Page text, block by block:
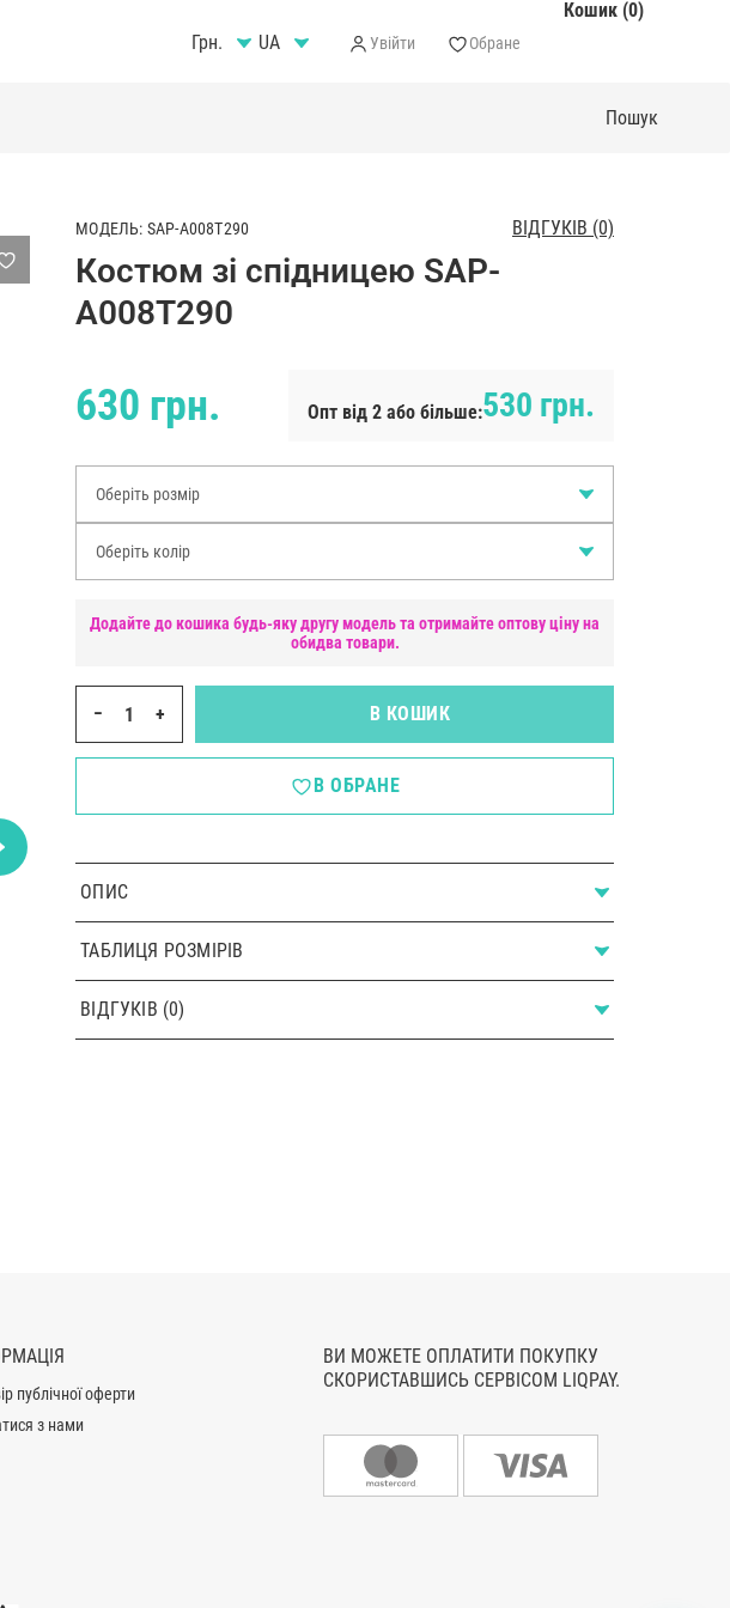
Грн. Увійти Обране
Кошик (0)
МОДЕЛЬ: SAP-A008T290 ВІДГУКІВ (0)
Костюм зі спідницею SAP-
A008T290
630 грн. Опт від 2 або більше:530 грн.
Оберіть розмір
Оберіть колір
Додайте до кошика будь-яку другу модель та отримайте оптову ціну на
обидва товари.
− + В КОШИК
В ОБРАНЕ
ОПИС
ТАБЛИЦЯ РОЗМІРІВ
ВІДГУКІВ (0)
публічної оферти
з нами
ВИ МОЖЕТЕ ОПЛАТИТИ ПОКУПКУ
СКОРИСТАВШИСЬ СЕРВІСОМ LIQPAY.